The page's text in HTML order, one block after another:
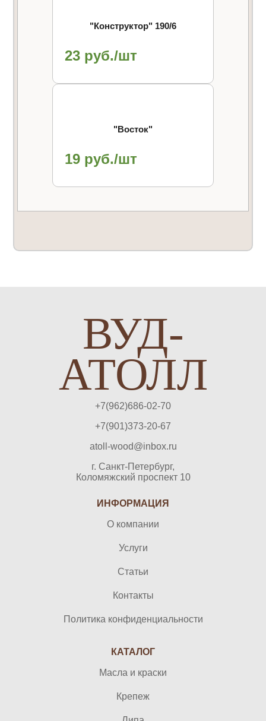
"Конструктор" 190/6
23 руб./шт
"Восток"
19 руб./шт
ВУД-
АТОЛЛ
+7(962)686-02-70
+7(901)373-20-67
atoll-wood@inbox.ru
г. Санкт-Петербург,
Коломяжский проспект 10
ИНФОРМАЦИЯ
О компании
Услуги
Статьи
Контакты
Политика конфиденциальности
КАТАЛОГ
Масла и краски
Крепеж